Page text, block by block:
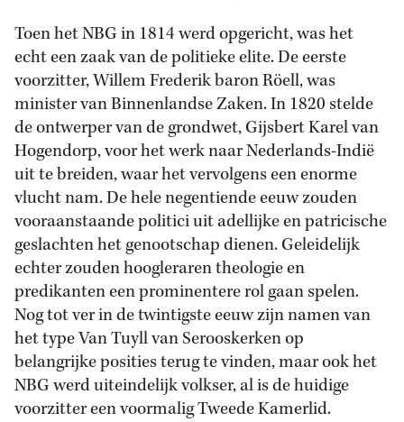
Toen het NBG in 1814 werd opgericht, was het
echt een zaak van de politieke elite. De eerste
voorzitter, Willem Frederik baron Röell, was
minister van Binnenlandse Zaken. In 1820 stelde
de ontwerper van de grondwet, Gijsbert Karel van
Hogendorp, voor het werk naar Nederlands-Indië
uit te breiden, waar het vervolgens een enorme
vlucht nam. De hele negentiende eeuw zouden
vooraanstaande politici uit adellijke en patricische
geslachten het genootschap dienen. Geleidelijk
echter zouden hoogleraren theologie en
predikanten een prominentere rol gaan spelen.
Nog tot ver in de twintigste eeuw zijn namen van
het type Van Tuyll van Serooskerken op
belangrijke posities terug te vinden, maar ook het
NBG werd uiteindelijk volkser, al is de huidige
voorzitter een voormalig Tweede Kamerlid.